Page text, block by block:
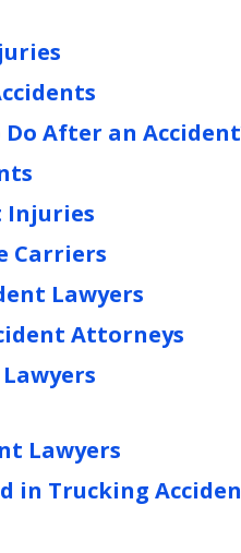
After an
Injuries
Carriers
Lawyers
Attorneys
Lawyers
in Trucking